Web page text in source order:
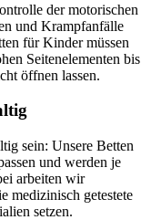
der motorischen
und Krampfanfälle
für Kinder müssen
Seitenelementen bis
öffnen lassen.
sein: Unsere Betten
und werden je
arbeiten wir
medizinisch getestete
setzen.